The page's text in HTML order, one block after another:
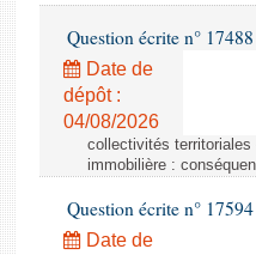
Question écrite n°
Date de
dépôt :
04/08/2026
collectivités
immobilière :
Question écrite n°
Date de